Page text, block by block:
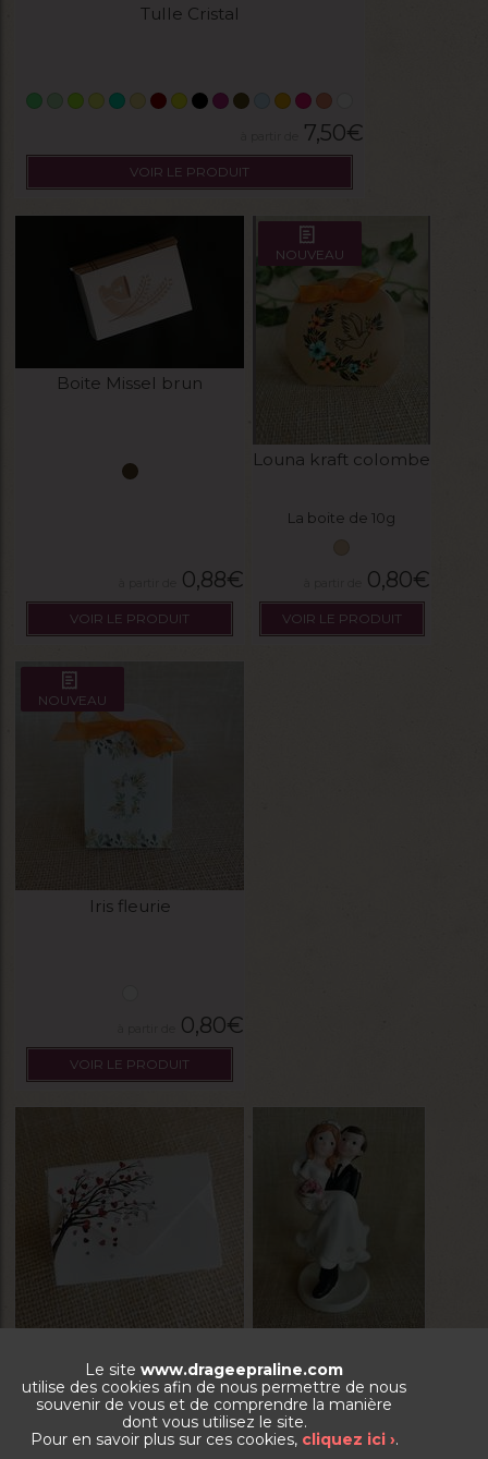
Tulle Cristal
7,50€
VOIR LE PRODUIT
Boite Missel brun
0,88€
VOIR LE PRODUIT
NOUVEAU
Louna kraft colombe
La boite de 10g
0,80€
VOIR LE PRODUIT
NOUVEAU
Iris fleurie
0,80€
VOIR LE PRODUIT
Le site www.drageepraline.com
utilise des cookies afin de nous permettre de nous
souvenir de vous et de comprendre la manière
dont vous utilisez le site.
Pour en savoir plus sur ces cookies, cliquez ici ›.